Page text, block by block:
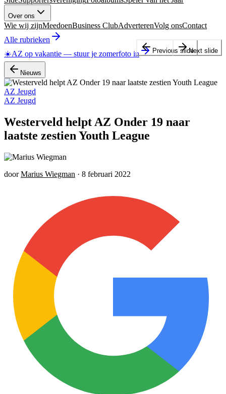
Over ons
Wie wij zijnMeedoenBusiness ClubAdverterenVolg onsContact
Alle rubrieken
☀️AZ op vakantie — stuur je zomerfoto in
Nieuws
AZ Jeugd
AZ Jeugd
Westerveld helpt AZ Onder 19 naar
laatste zestien Youth League
door Marius Wiegman · 8 februari 2022
Previous slideNext slide